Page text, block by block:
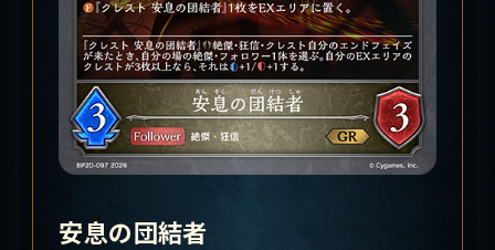
安息の団結者